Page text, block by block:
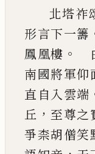
北塔祚
形言下一籌
鳳凰樓 。
南國將軍仰
直自入雲端
丘 ， 至尊之
爭柰胡僧笑